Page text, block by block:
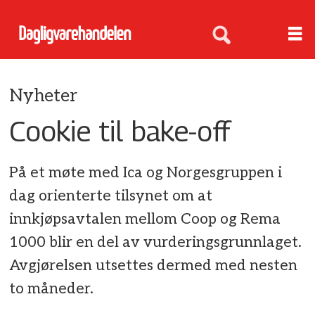
Nyheter
Cookie til bake-off
På et møte med Ica og Norgesgruppen i
dag orienterte tilsynet om at
innkjøpsavtalen mellom Coop og Rema
1000 blir en del av vurderingsgrunnlaget.
Avgjørelsen utsettes dermed med nesten
to måneder.